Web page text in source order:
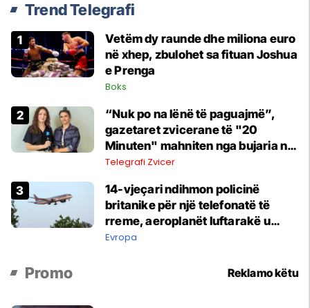
Trend Telegrafi
Vetëm dy raunde dhe miliona euro
në xhep, zbulohet sa fituan Joshua
e Prenga
Boks
“Nuk po na lënë të paguajmë”,
gazetaret zvicerane të "20
Minuten" mahniten nga bujaria në
Kosovë
Telegrafi Zvicer
14-vjeçari ndihmon policinë
britanike për një telefonatë të
rreme, aeroplanët luftarakë u
ngritën në ajër për të interceptuar
shkonte drejt Mançesterit
Evropa
Promo Reklamo këtu